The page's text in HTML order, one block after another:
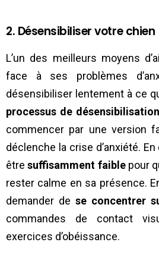
2. Désensibiliser votre chien
L’un des meilleurs moyens
face à ses problèmes
désensibiliser lentement à ce
processus de désensibilisation
commencer par une version
déclenche la crise d’anxiété.
êtresuffisamment faiblepour
rester calme en sa présence.
demander de se concentrer
commandes de contact
exercices d’obéissance.